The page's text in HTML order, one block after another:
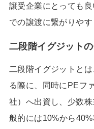
譲受企業にとっても
での譲渡に繋がりや
二段階イグジット
二段階イグジットと
る際に、同時にPEフ
社）へ出資し、少数
般的には10%から